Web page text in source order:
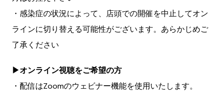
・感染症の状況によって、店頭での開催を中止してオン
ラインに切り替える可能性がございます。あらかじめご
了承ください
▶︎オンライン視聴をご希望の方
・配信はZoomのウェビナー機能を使用いたします。